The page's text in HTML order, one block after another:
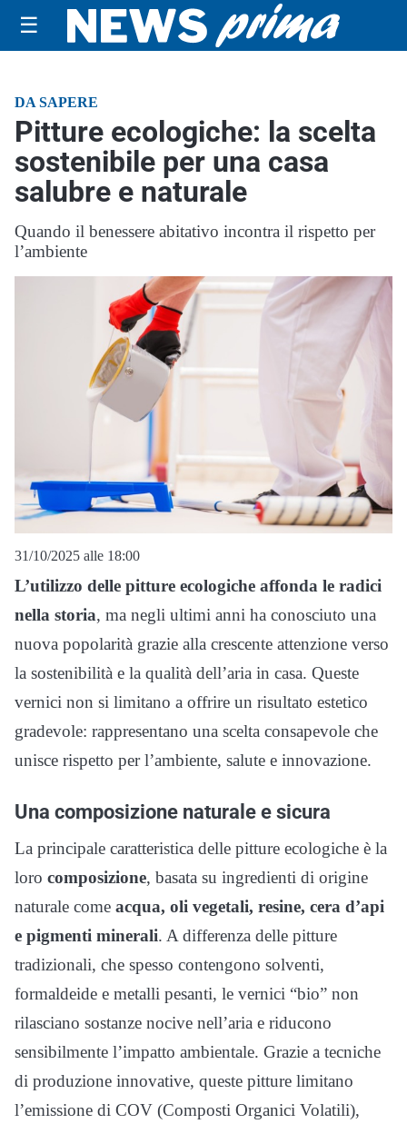
☰
DA SAPERE
Pitture ecologiche: la scelta
sostenibile per una casa
salubre e naturale
Quando il benessere abitativo incontra il rispetto per
l’ambiente
31/10/2025 alle 18:00
L’utilizzo delle pitture ecologiche affonda le radici
nella storia, ma negli ultimi anni ha conosciuto una
nuova popolarità grazie alla crescente attenzione verso
la sostenibilità e la qualità dell’aria in casa. Queste
vernici non si limitano a offrire un risultato estetico
gradevole: rappresentano una scelta consapevole che
unisce rispetto per l’ambiente, salute e innovazione.
Una composizione naturale e sicura
La principale caratteristica delle pitture ecologiche è la
loro composizione, basata su ingredienti di origine
naturale come acqua, oli vegetali, resine, cera d’api
e pigmenti minerali. A differenza delle pitture
tradizionali, che spesso contengono solventi,
formaldeide e metalli pesanti, le vernici “bio” non
rilasciano sostanze nocive nell’aria e riducono
sensibilmente l’impatto ambientale. Grazie a tecniche
di produzione innovative, queste pitture limitano
l’emissione di COV (Composti Organici Volatili),